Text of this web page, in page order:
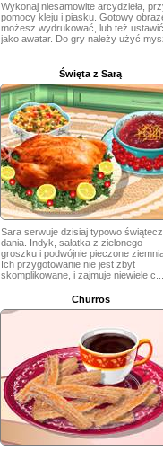
Wykonaj niesamowite arcydzieła,
pomocy kleju i piasku. Gotowy
możesz wydrukować, lub też ustawić
jako awatar. Do gry należy użyć
Święta z Sarą
Sara serwuje dzisiaj typowo
dania. Indyk, sałatka z zielonego
groszku i podwójnie pieczone
Ich przygotowanie nie jest zbyt
skomplikowane, i zajmuje niewiele c...
Churros